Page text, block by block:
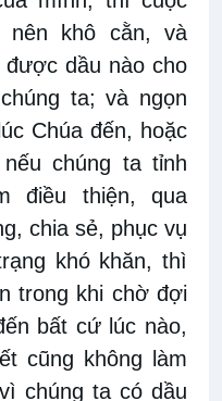
khô cằn, và
dầu nào cho
ta; và ngọn
Chúa đến, hoặc
chúng ta tỉnh
điều thiện, qua
chia sẻ, phục vụ
khó khăn, thì
trong khi chờ đợi
bất cứ lúc nào,
cũng không làm
chúng ta có dầu